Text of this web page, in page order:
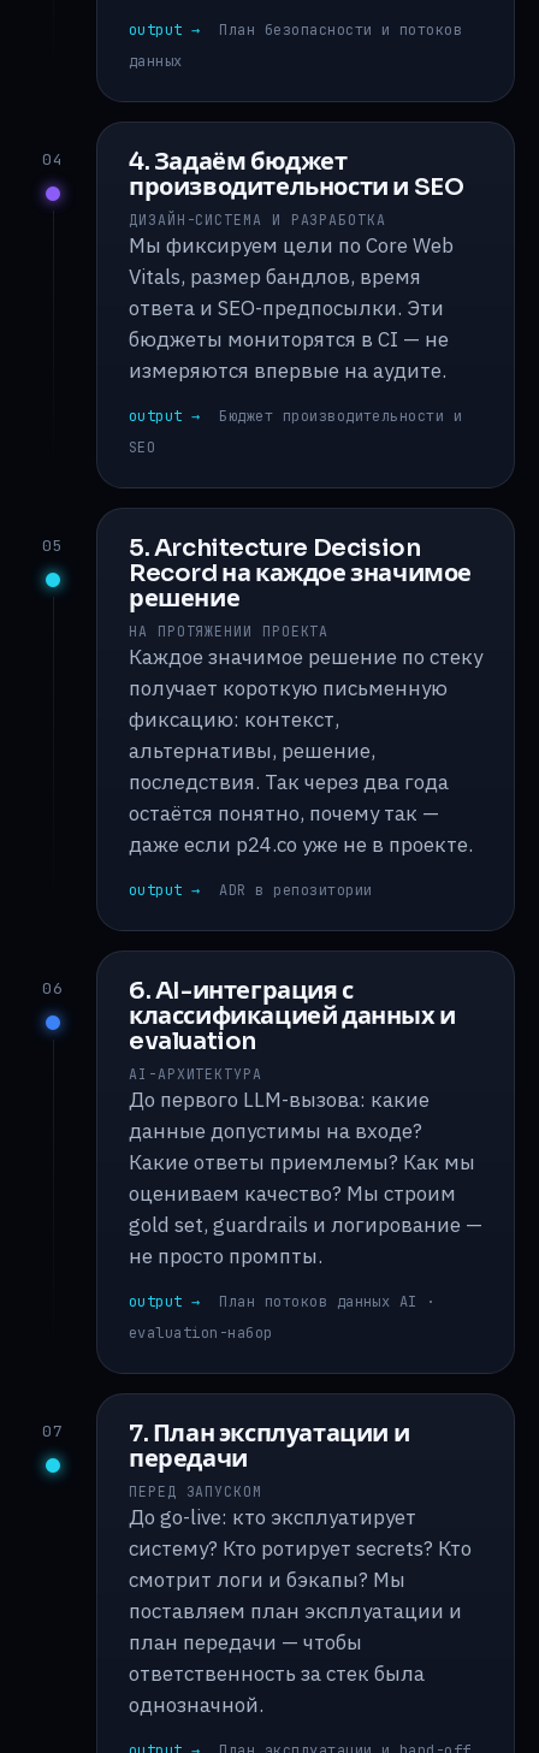
output →
План безопасности и потоков
данных
04
4. Задаём бюджет
производительности и SEO
ДИЗАЙН-СИСТЕМА И РАЗРАБОТКА
Мы фиксируем цели по Core Web
Vitals, размер бандлов, время
ответа и SEO-предпосылки. Эти
бюджеты мониторятся в CI — не
измеряются впервые на аудите.
output →
Бюджет производительности и
SEO
05
5. Architecture Decision
Record на каждое значимое
решение
НА ПРОТЯЖЕНИИ ПРОЕКТА
Каждое значимое решение по стеку
получает короткую письменную
фиксацию: контекст,
альтернативы, решение,
последствия. Так через два года
остаётся понятно, почему так —
даже если p24.co уже не в проекте.
output → ADR в репозитории
06
6. AI-интеграция с
классификацией данных и
evaluation
AI-АРХИТЕКТУРА
До первого LLM-вызова: какие
данные допустимы на входе?
Какие ответы приемлемы? Как мы
оцениваем качество? Мы строим
gold set, guardrails и логирование —
не просто промпты.
output →
План потоков данных AI ·
evaluation-набор
07
7. План эксплуатации и
передачи
ПЕРЕД ЗАПУСКОМ
До go-live: кто эксплуатирует
систему? Кто ротирует secrets? Кто
смотрит логи и бэкапы? Мы
поставляем план эксплуатации и
план передачи — чтобы
ответственность за стек была
однозначной.